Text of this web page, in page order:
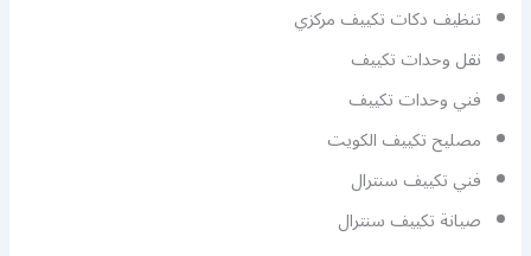
تنظيف دكات تكييف مركزي
نقل وحدات تكييف
فني وحدات تكييف
مصليح تكييف الكويت
فني تكييف سنترال
صيانة تكييف سنترال